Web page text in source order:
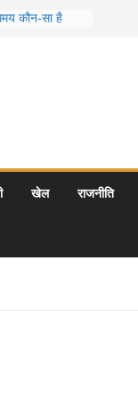
कौन-सा है
खेल राजनीति